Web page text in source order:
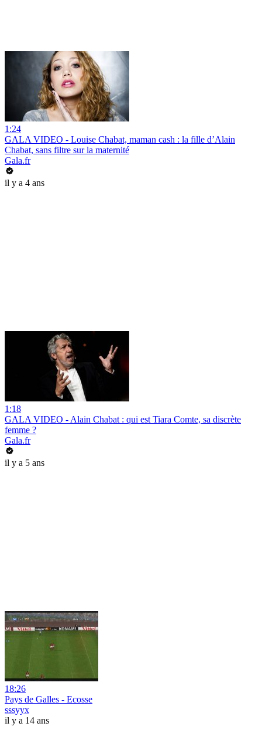
1:24
GALA VIDEO - Louise Chabat, maman cash : la fille d’Alain
Chabat, sans filtre sur la maternité
Gala.fr
il y a 4 ans
1:18
GALA VIDEO - Alain Chabat : qui est Tiara Comte, sa discrète
femme ?
Gala.fr
il y a 5 ans
18:26
Pays de Galles - Ecosse
sssyyx
il y a 14 ans